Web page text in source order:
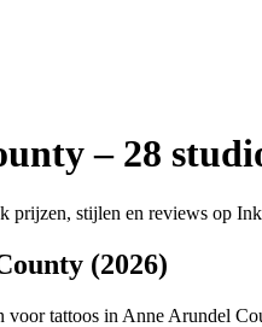
– 28
stijlen en reviews op
(2026)
tattoos in Anne Arundel